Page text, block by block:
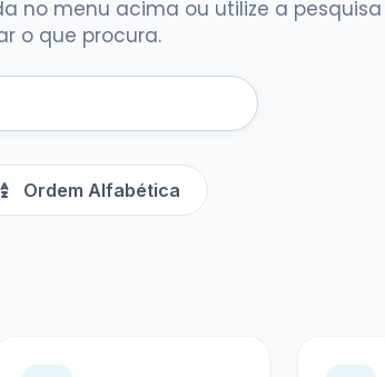
no menu acima ou utilize a pesquisa
o que procura.
Ordem Alfabética